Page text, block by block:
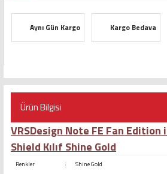
Aynı Gün Kargo Kargo Bedava
Ürün Bilgisi
VRSDesign Note FE Fan
Shield Kılıf Shine Gold
Renkler : Shine Gold